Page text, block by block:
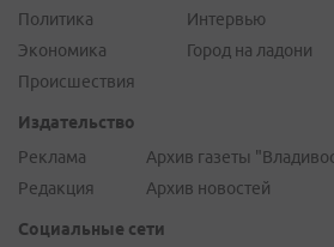
Политика
Экономика
Происшествия
Интервью
Город на ладони
Издательство
Реклама
Редакция
Архив газеты
Архив новостей
Социальные сети